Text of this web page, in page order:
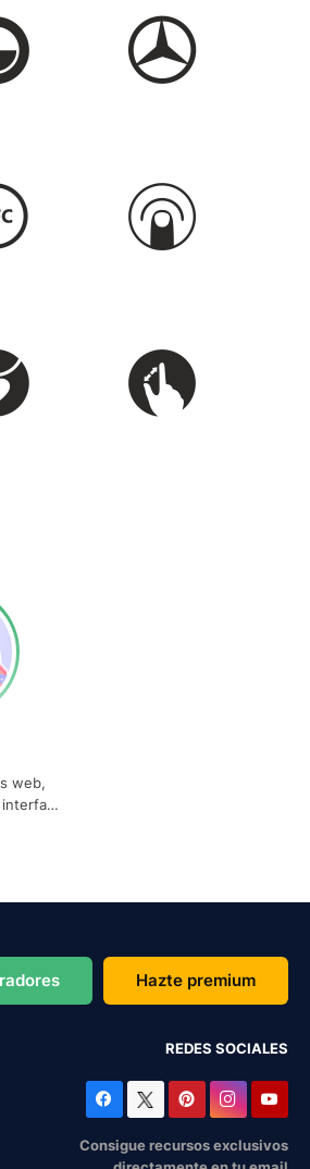
web,
Hazte premium
REDES SOCIALES
Consigue recursos exclusivos